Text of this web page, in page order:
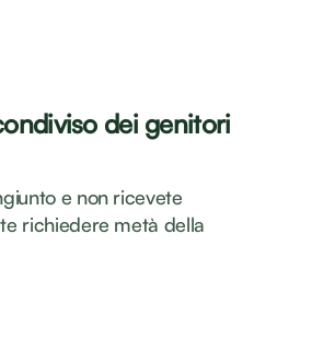
dei genitori
e non ricevete
richiedere metà della